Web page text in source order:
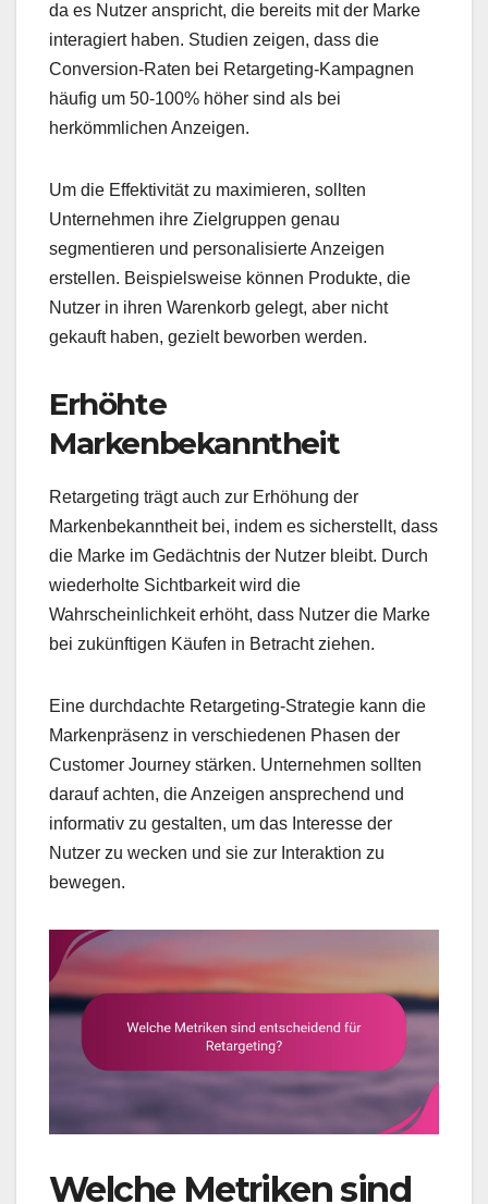
da es Nutzer anspricht, die bereits mit der Marke
interagiert haben. Studien zeigen, dass die
Conversion-Raten bei Retargeting-Kampagnen
häufig um 50-100% höher sind als bei
herkömmlichen Anzeigen.
Um die Effektivität zu maximieren, sollten
Unternehmen ihre Zielgruppen genau
segmentieren und personalisierte Anzeigen
erstellen. Beispielsweise können Produkte, die
Nutzer in ihren Warenkorb gelegt, aber nicht
gekauft haben, gezielt beworben werden.
Erhöhte
Markenbekanntheit
Retargeting trägt auch zur Erhöhung der
Markenbekanntheit bei, indem es sicherstellt, dass
die Marke im Gedächtnis der Nutzer bleibt. Durch
wiederholte Sichtbarkeit wird die
Wahrscheinlichkeit erhöht, dass Nutzer die Marke
bei zukünftigen Käufen in Betracht ziehen.
Eine durchdachte Retargeting-Strategie kann die
Markenpräsenz in verschiedenen Phasen der
Customer Journey stärken. Unternehmen sollten
darauf achten, die Anzeigen ansprechend und
informativ zu gestalten, um das Interesse der
Nutzer zu wecken und sie zur Interaktion zu
bewegen.
Welche Metriken sind